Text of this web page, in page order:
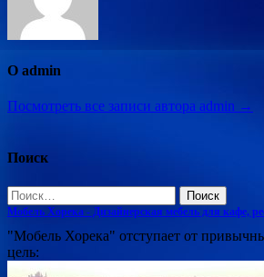
О admin
Посмотреть все записи автора admin →
Поиск
Найти:
Мобель Хорека - Дизайнерская мебель для кафе,
"Мобель Хорека" отступает от
цель: